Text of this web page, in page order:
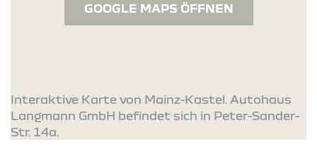
GOOGLE MAPS ÖFFNEN
Interaktive Karte von Mainz-Kastel. Autohaus
Langmann GmbH befindet sich in Peter-Sander-
Str. 14a.